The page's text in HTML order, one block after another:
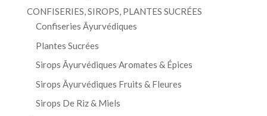
CONFISERIES, SIROPS, PLANTES SUCRÉES
Confiseries Āyurvédiques
Plantes Sucrées
Sirops Āyurvédiques Aromates & Épices
Sirops Āyurvédiques Fruits & Fleures
Sirops De Riz & Miels